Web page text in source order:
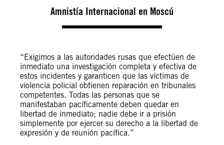
Amnistía Internacional en Moscú
“Exigimos a las autoridades rusas que efectúen de
inmediato una investigación completa y efectiva de
estos incidentes y garanticen que las víctimas de
violencia policial obtienen reparación en tribunales
competentes. Todas las personas que se
manifestaban pacíficamente deben quedar en
libertad de inmediato; nadie debe ir a prisión
simplemente por ejercer su derecho a la libertad de
expresión y de reunión pacífica.”